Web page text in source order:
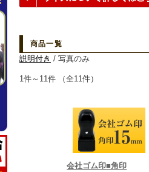
商品一覧
説明付き / 写真のみ
1件～11件 （全11件）
会社ゴム印■角印